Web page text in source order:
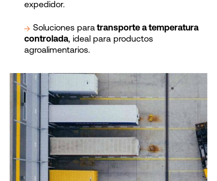
expedidor.
Soluciones para transporte a temperatura
controlada, ideal para productos
agroalimentarios.